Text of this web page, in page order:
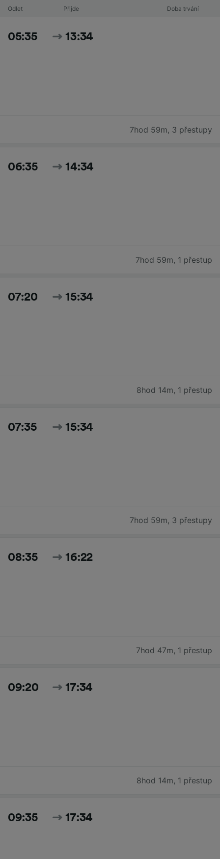
Odlet Přijde Doba trvání
05:35 13:34
7hod 59m, 3 přestupy
06:35 14:34
7hod 59m, 1 přestup
07:20 15:34
8hod 14m, 1 přestup
07:35 15:34
7hod 59m, 3 přestupy
08:35 16:22
7hod 47m, 1 přestup
09:20 17:34
8hod 14m, 1 přestup
09:35 17:34